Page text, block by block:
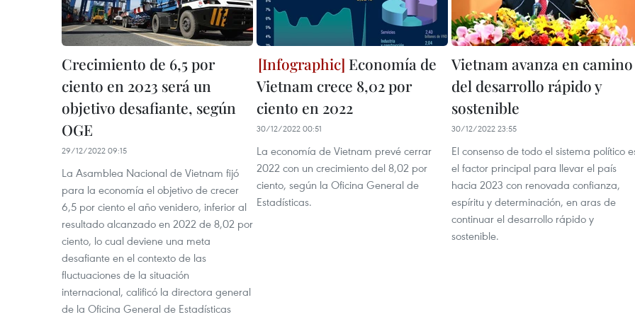
Crecimiento de 6,5 por
ciento en 2023 será un
objetivo desafiante, según
OGE
29/12/2022 09:15
La Asamblea Nacional de Vietnam fijó
para la economía el objetivo de crecer
6,5 por ciento el año venidero, inferior al
resultado alcanzado en 2022 de 8,02 por
ciento, lo cual deviene una meta
desafiante en el contexto de las
fluctuaciones de la situación
internacional, calificó la directora general
de la Oficina General de Estadísticas
Economía de
Vietnam crece 8,02 por
ciento en 2022
30/12/2022 00:51
La economía de Vietnam prevé cerrar
2022 con un crecimiento del 8,02 por
ciento, según la Oficina General de
Estadísticas.
Vietnam avanza en camino
del desarrollo rápido y
sostenible
30/12/2022 23:55
El consenso de todo el sistema político
el factor principal para llevar el país
hacia 2023 con renovada confianza,
espíritu y determinación, en aras de
continuar el desarrollo rápido y
sostenible.